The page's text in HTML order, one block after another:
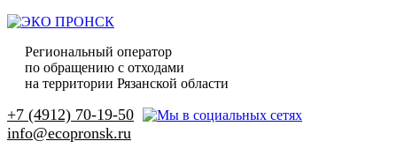
Региональный оператор
по обращению с отходами
на территории Рязанской области
+7 (4912) 70-19-50